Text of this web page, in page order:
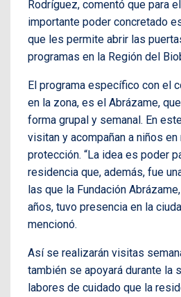
Rodríguez, comentó que para
importante poder concretado
que les permite abrir las
programas en la Región del
El programa específico con el
en la zona, es el Abrázame,
forma grupal y semanal. En
visitan y acompañan a niños
protección. “La idea es poder
residencia que, además, fue
las que la Fundación
años, tuvo presencia en la
mencionó.
Así se realizarán visitas
también se apoyará durante la
labores de cuidado que la